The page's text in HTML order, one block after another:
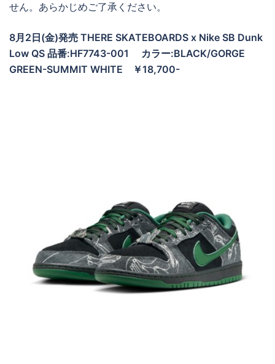
せん。あらかじめご了承ください。
8月2日(金)発売 THERE SKATEBOARDS x Nike SB Dunk
Low QS 品番:HF7743-001
カラー:BLACK/GORGE
GREEN-SUMMIT WHITE ￥18,700-